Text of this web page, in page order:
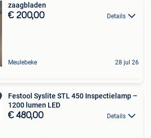
zaagbladen
€ 200,00 Details
Meulebeke 28 jul 26
Festool Syslite STL 450 Inspectielamp –
1200 lumen LED
€ 480,00 Details